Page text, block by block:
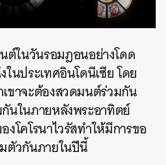
ต์ในวันรอมฎอนอย่างโดด
นประเทศอินโดนีเซีย โดย
ขาจะต้องสวดมนต์ร่วมกัน
นในภายหลังพระอาทิตย์
โคโรนาไวรัสทำให้มีการขอ
ตัวกันภายในปีนี้